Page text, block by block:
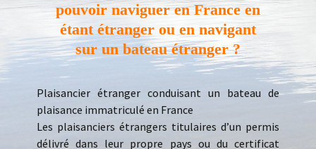
pouvoir naviguer en France en
étant étranger ou en navigant
sur un bateau étranger ?
Plaisancier étranger conduisant un bateau de
plaisance immatriculé en France
Les plaisanciers étrangers titulaires d’un permis
délivré dans leur propre pays ou du certificat